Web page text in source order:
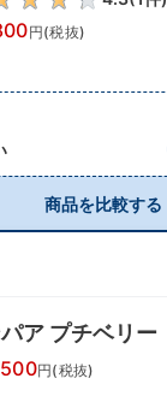
円(税抜)
商品を比較する
ア プチベリー
500円(税抜)